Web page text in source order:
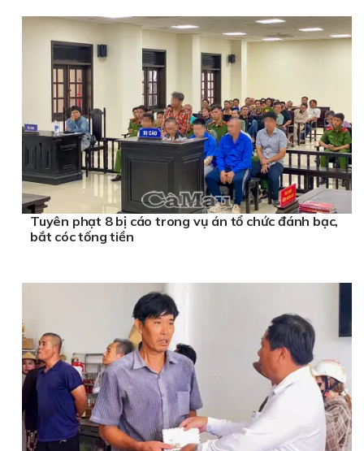
Tuyên phạt 8 bị cáo trong vụ án tổ chức đánh bạc,
bắt cóc tống tiền